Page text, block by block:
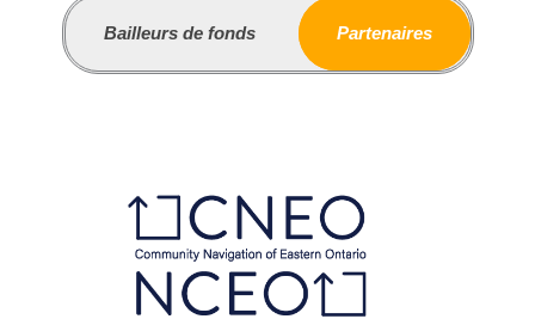
Bailleurs de fonds Partenaires